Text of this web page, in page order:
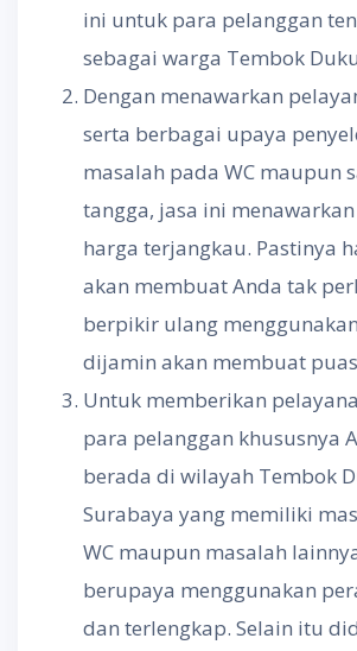
ini untuk para pelanggan
sebagai warga Tembok
Dengan menawarkan
serta berbagai upaya
masalah pada WC maupun
tangga, jasa ini
harga terjangkau. Pastinya
akan membuat Anda tak
berpikir ulang
dijamin akan membuat
Untuk memberikan
para pelanggan khususnya
berada di wilayah Tembok
Surabaya yang memiliki
WC maupun masalah
berupaya menggunakan
dan terlengkap. Selain itu